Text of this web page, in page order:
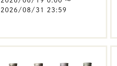
2026/08/31 23:59